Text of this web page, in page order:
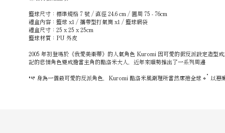
籃球尺寸：標準規格 7 號 / 直徑 24.6 cm / 圓周 75 - 76cm
禮盒內容：籃球 x1 / 攜帶型打氣筒 x1 / 籃球網袋
禮盒尺寸：25 x 25 x 25cm
籃球材質：PU 外皮
2005 年初登場於《我愛美樂蒂》的人氣角色 Kuromi 因可愛的假反派設定造
記的悲情角色變成擔當主角的酷洛米大人，近年來順勢推出了一系列周邊
❛༥❛ 身為一個最可愛的反派角色，Kuromi 酷洛米風潮理所當然席捲全球 ⌖˚ 以